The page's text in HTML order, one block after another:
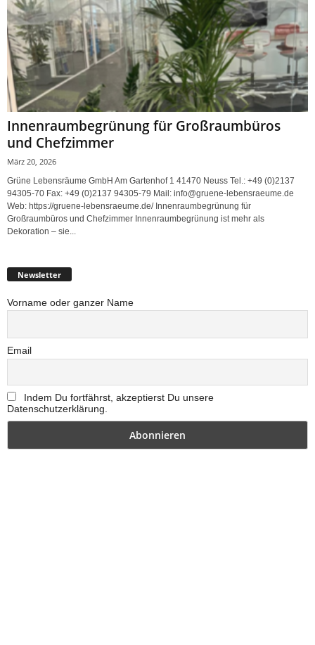
Innenraumbegrünung für Großraumbüros
und Chefzimmer
März 20, 2026
Grüne Lebensräume GmbH Am Gartenhof 1 41470 Neuss Tel.: +49 (0)2137
94305-70 Fax: +49 (0)2137 94305-79 Mail: info@gruene-lebensraeume.de
Web: https://gruene-lebensraeume.de/ Innenraumbegrünung für
Großraumbüros und Chefzimmer Innenraumbegrünung ist mehr als
Dekoration – sie...
Newsletter
Vorname oder ganzer Name
Email
Indem Du fortfährst, akzeptierst Du unsere
Datenschutzerklärung.